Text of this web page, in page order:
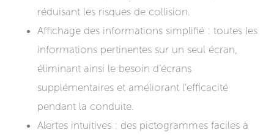
réduisant les risques de collision.
Affichage des informations simplifié : toutes les
informations pertinentes sur un seul écran,
éliminant ainsi le besoin d’écrans
supplémentaires et améliorant l’efficacité
pendant la conduite.
Alertes intuitives : des pictogrammes faciles à